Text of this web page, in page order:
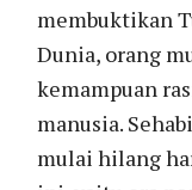
membuktikan
Dunia, orang
kemampuan
manusia.
mulai hilang